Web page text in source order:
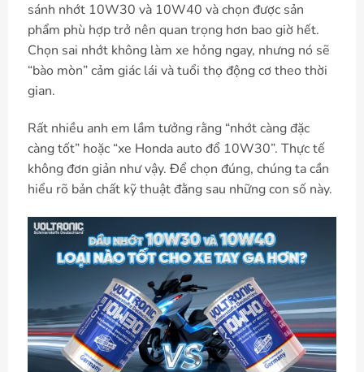
sánh nhớt 10W30 và 10W40 và chọn được sản
phẩm phù hợp trở nên quan trọng hơn bao giờ hết.
Chọn sai nhớt không làm xe hỏng ngay, nhưng nó sẽ
“bào mòn” cảm giác lái và tuổi thọ động cơ theo thời
gian.
Rất nhiều anh em lầm tưởng rằng “nhớt càng đặc
càng tốt” hoặc “xe Honda auto đổ 10W30”. Thực tế
không đơn giản như vậy. Để chọn đúng, chúng ta cần
hiểu rõ bản chất kỹ thuật đằng sau những con số này.